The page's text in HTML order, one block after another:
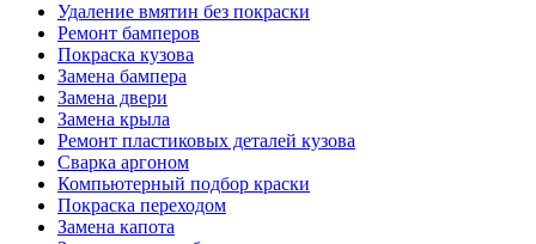
Удаление вмятин без покраски
Ремонт бамперов
Покраска кузова
Замена бампера
Замена двери
Замена крыла
Ремонт пластиковых деталей кузова
Сварка аргоном
Компьютерный подбор краски
Покраска переходом
Замена капота